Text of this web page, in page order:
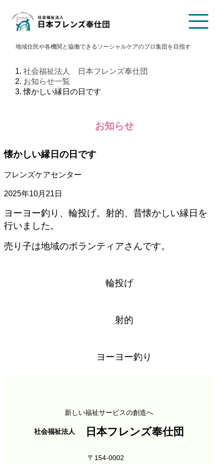
TOP
理事長挨拶
経営理念・経営方針
法人本部
広報資料
上馬あんしんすこやか
センター
フレンズ介護保険サービス
採用情報
お問い合わせ
プライバシーポリシー
地域住民や各機関と協働できるソーシャルケアのプロ集団を目指す
社会福祉法人 日本フレンズ奉仕団
お知らせ一覧
懐かしい縁日の日です
お知らせ
懐かしい縁日の日です
フレンズケアセンター
2025年10月21日
ヨーヨー釣り、輪投げ。射的、昔懐かしい縁日を
行いました。
売り子は地域のボランティアさんです。
輪投げ
射的
ヨーヨー釣り
新しい福祉サービスの創造へ
社会福祉法人 日本フレンズ奉仕団
〒154-0002